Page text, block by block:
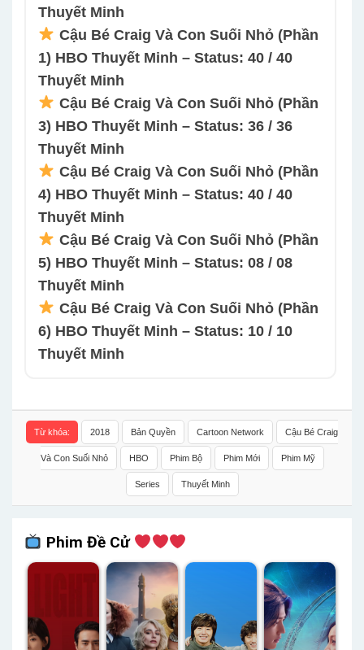
Thuyết Minh
Cậu Bé Craig Và Con Suối Nhỏ (Phần
1) HBO Thuyết Minh – Status: 40 / 40
Thuyết Minh
Cậu Bé Craig Và Con Suối Nhỏ (Phần
3) HBO Thuyết Minh – Status: 36 / 36
Thuyết Minh
Cậu Bé Craig Và Con Suối Nhỏ (Phần
4) HBO Thuyết Minh – Status: 40 / 40
Thuyết Minh
Cậu Bé Craig Và Con Suối Nhỏ (Phần
5) HBO Thuyết Minh – Status: 08 / 08
Thuyết Minh
Cậu Bé Craig Và Con Suối Nhỏ (Phần
6) HBO Thuyết Minh – Status: 10 / 10
Thuyết Minh
Từ khóa: 2018 Bản Quyền Cartoon Network Cậu Bé Craig
Và Con Suối Nhỏ HBO Phim Bộ Phim Mới Phim Mỹ
Series Thuyết Minh
Phim Đề Cử